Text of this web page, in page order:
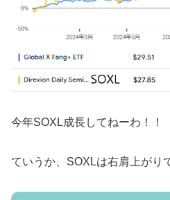
今年SOXL成長してねーわ！！
ていうか、SOXLは右肩上がり